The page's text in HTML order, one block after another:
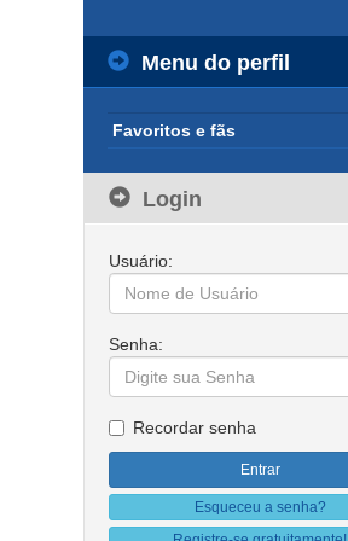
Menu do perfil
Favoritos e fãs
Login
Usuário:
Senha:
Recordar senha
Esqueceu a senha?